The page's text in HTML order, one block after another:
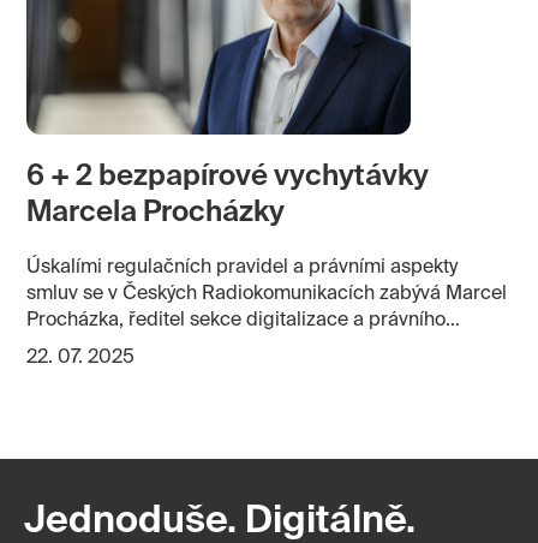
6 + 2 bezpapírové vychytávky
Marcela Procházky
Úskalími regulačních pravidel a právními aspekty
smluv se v Českých Radiokomunikacích zabývá Marcel
Procházka, ředitel sekce digitalizace a právního
oddělení. A že to v souvislosti s televizním a
22. 07. 2025
Jednoduše. Digitálně.